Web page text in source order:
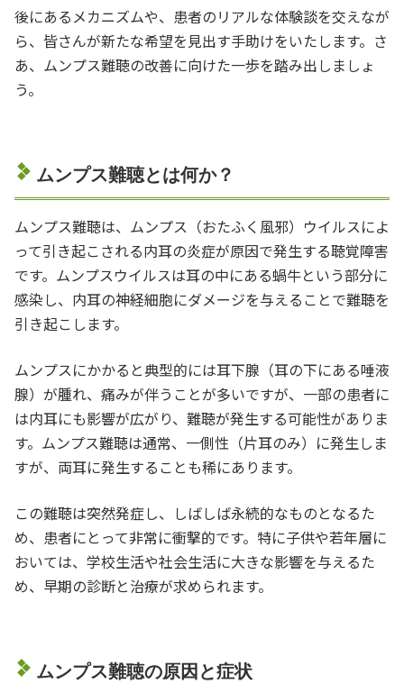
後にあるメカニズムや、患者のリアルな体験談を交えなが
ら、皆さんが新たな希望を見出す手助けをいたします。さ
あ、ムンプス難聴の改善に向けた一歩を踏み出しましょ
う。
ムンプス難聴とは何か？
ムンプス難聴は、ムンプス（おたふく風邪）ウイルスによ
って引き起こされる内耳の炎症が原因で発生する聴覚障害
です。ムンプスウイルスは耳の中にある蝸牛という部分に
感染し、内耳の神経細胞にダメージを与えることで難聴を
引き起こします。
ムンプスにかかると典型的には耳下腺（耳の下にある唾液
腺）が腫れ、痛みが伴うことが多いですが、一部の患者に
は内耳にも影響が広がり、難聴が発生する可能性がありま
す。ムンプス難聴は通常、一側性（片耳のみ）に発生しま
すが、両耳に発生することも稀にあります。
この難聴は突然発症し、しばしば永続的なものとなるた
め、患者にとって非常に衝撃的です。特に子供や若年層に
おいては、学校生活や社会生活に大きな影響を与えるた
め、早期の診断と治療が求められます。
ムンプス難聴の原因と症状